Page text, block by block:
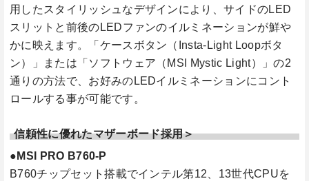
用したスタイリッシュなデザインにより、サイドのLED
スリットと前後のLEDファンのイルミネーションが鮮や
かに映えます。「ケースボタン（Insta-Light Loopボタ
ン）」または「ソフトウェア（MSI Mystic Light）」の2
通りの方法で、お好みのLEDイルミネーションにコント
ロールする事が可能です。
信頼性に優れたマザーボード採用＞
●MSI PRO B760-P
B760チップセット搭載でインテル第12、13世代CPUを